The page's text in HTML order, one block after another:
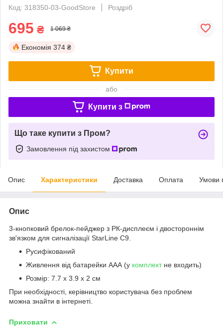
Код: 318350-03-GoodStore
Роздріб
695 ₴ 1 069 ₴
Економія 374 ₴
Купити
або
Купити з
Що таке купити з Пром?
Замовлення під захистом
Опис Характеристики Доставка Оплата Умови
Опис
3-кнопковий брелок-пейджер з РК-дисплеєм і двостороннім
зв'язком для сигналізації StarLine C9.
Русифікований
Живлення від батарейки ААА (у комплектне входить)
Розмір: 7.7 х 3.9 х 2 см
При необхідності, керівництво користувача без проблем
можна знайти в інтернеті.
Приховати